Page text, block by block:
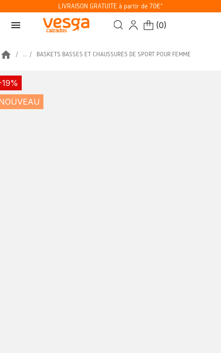
LIVRAISON GRATUITE à partir de 70€*
menu (0)
home ... BASKETS BASSES ET CHAUSSURES DE SPORT POUR FEMME